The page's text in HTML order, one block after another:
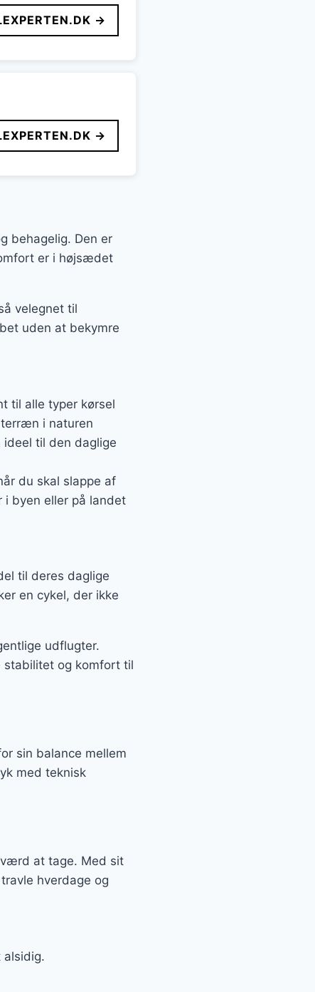
→
→
behagelig. Den er
er i højsædet
velegnet til
uden at bekymre
til alle typer kørsel
i naturen
til den daglige
du skal slappe af
i byen eller på landet
til deres daglige
en cykel, der ikke
udflugter.
stabilitet og komfort til
sin balance mellem
med teknisk
værd at tage. Med sit
hverdage og